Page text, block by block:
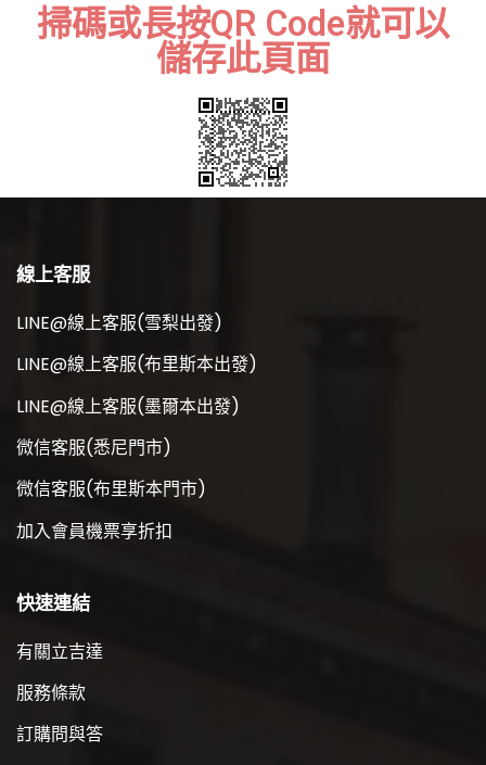
掃碼或長按QR Code就可以
儲存此頁面
線上客服
LINE@線上客服(雪梨出發)
LINE@線上客服(布里斯本出發)
LINE@線上客服(墨爾本出發)
微信客服(悉尼門市)
微信客服(布里斯本門市)
加入會員機票享折扣
快速連結
有關立吉達
服務條款
訂購問與答